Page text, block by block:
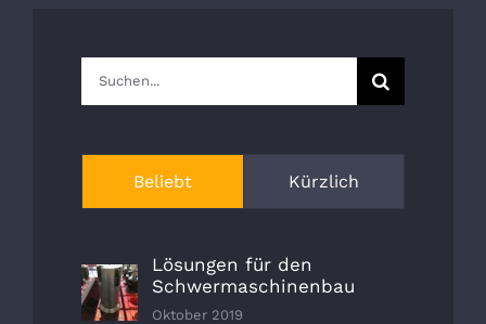
Suche
nach:
Beliebt Kürzlich
Lösungen für den
Schwermaschinenbau
Oktober 2019